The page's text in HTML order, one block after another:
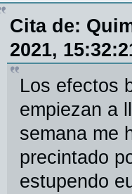
Cita de:
2021,
Los efectos
empiezan a
semana me
precintado
estupendo